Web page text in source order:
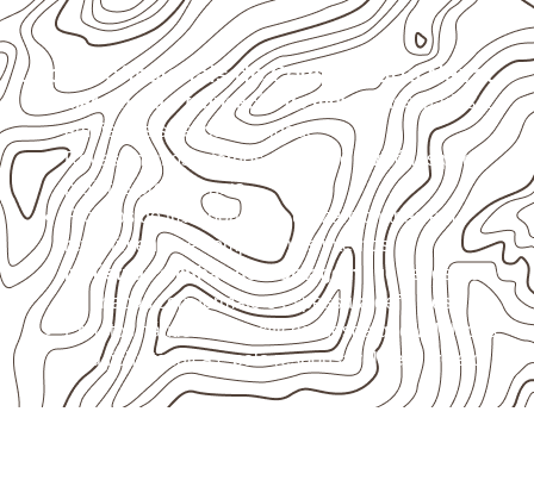
Usos profissionais do Compensado Naval
Marcenaria e fabricação de móveis
destinados a
ambientes sujeitos à umidade.
Revestimentos internos, painéis e divisórias para
projetos profissionais.
Projetos de transporte que utilizam chapas em
revestimentos e componentes internos.
Indústrias e linhas de montagem
que necessitam
de chapas com formato e espessura definidos.
Projetos náuticos específicos, desde que validados
pela ficha técnica e pelo responsável pelo projeto.